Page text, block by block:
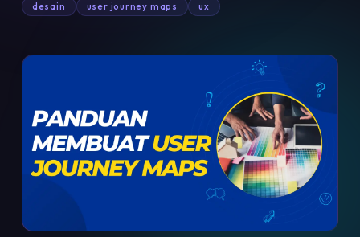
desain user journey maps ux